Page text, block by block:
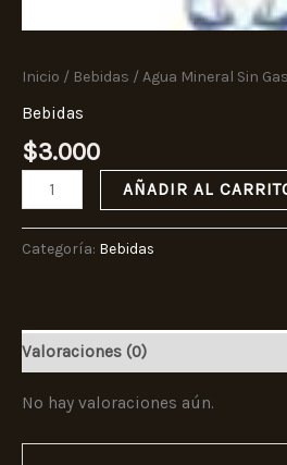
Inicio / Bebidas / Agua Mineral Sin
Bebidas
$3.000
AÑADIR AL
Categoría: Bebidas
Valoraciones (0)
No hay valoraciones aún.